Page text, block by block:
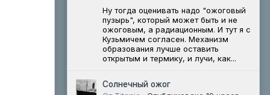
Ну тогда оценивать надо "ожоговый
пузырь", который может быть и не
ожоговым, а радиационным. И тут я с
Кузьмичем согласен. Механизм
образования лучше оставить
открытым и термику, и лучи, как...
Солнечный ожог